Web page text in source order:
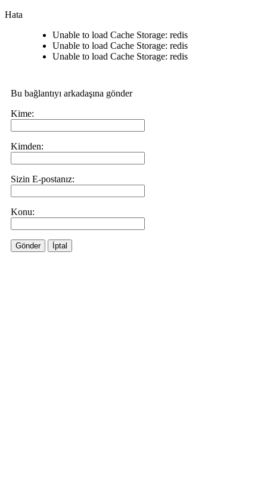
Hata
Unable to load Cache Storage: redis
Unable to load Cache Storage: redis
Unable to load Cache Storage: redis
Bu bağlantıyı arkadaşına gönder
Kime:
Kimden:
Sizin E-postanız:
Konu:
Gönder İptal